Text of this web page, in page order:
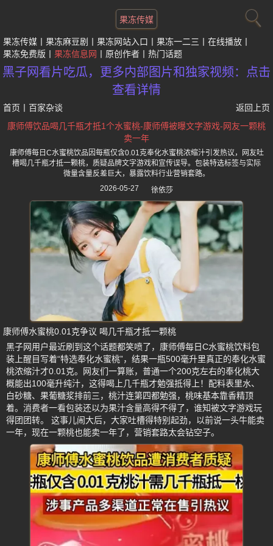
果冻传媒
果冻传媒 果冻麻豆剧 果冻网站入口 果冻一二三
在线播放
果冻免费版
果冻信息网 原创作者 热门话题
黑子网看片吃瓜，更多内部图片和独家视频：点击
查看详情
首页 百家杂谈
返回上页
康师傅饮品喝几千瓶才抵1个水蜜桃-康师傅被曝文字游戏-网友一颗桃
卖一年
康师傅每日C水蜜桃饮品因每瓶仅含0.01克奉化水蜜桃浓缩汁引发热议，网友吐
槽喝几千瓶才抵一颗桃，质疑品牌文字游戏和宣传误导。包装特选标签与实际
微量含量反差巨大，暴露饮料行业营销套路。
2026-05-27
徐依莎
康师傅水蜜桃0.01克争议 喝几千瓶才抵一颗桃
黑子网用户最近刷到这个话题都笑喷了，康师傅每日C水蜜桃饮料包
装上醒目写着“特选奉化水蜜桃”，结果一瓶500毫升里真正的奉化水蜜
桃浓缩汁才0.01克。网友们一算账，普通一个200克左右的奉化桃大
概能出100毫升纯汁，这得喝上几千瓶才勉强抵得上！配料表里水、
白砂糖、果葡糖浆排前三，桃汁连第四都勉强，桃味基本靠香精顶
着。消费者一看包装还以为果汁含量高得不得了，谁知被文字游戏玩
得团团转。 这事儿闹大后，大家吐槽得特别起劲，以前说一头牛能卖
一年，现在一颗桃也能卖一年了，营销套路太会钻空子。